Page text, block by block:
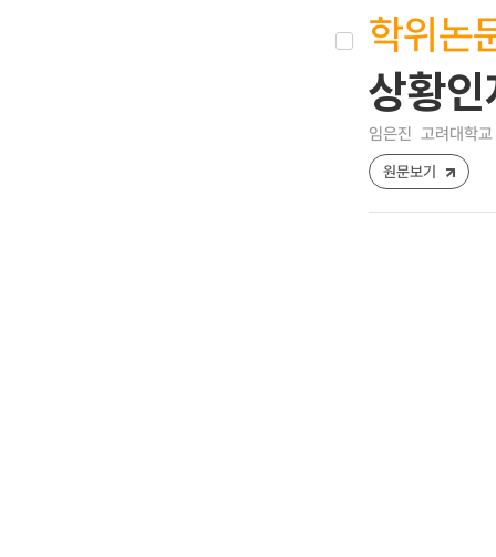
학위논
상황
임은진 고려대학
원문보기